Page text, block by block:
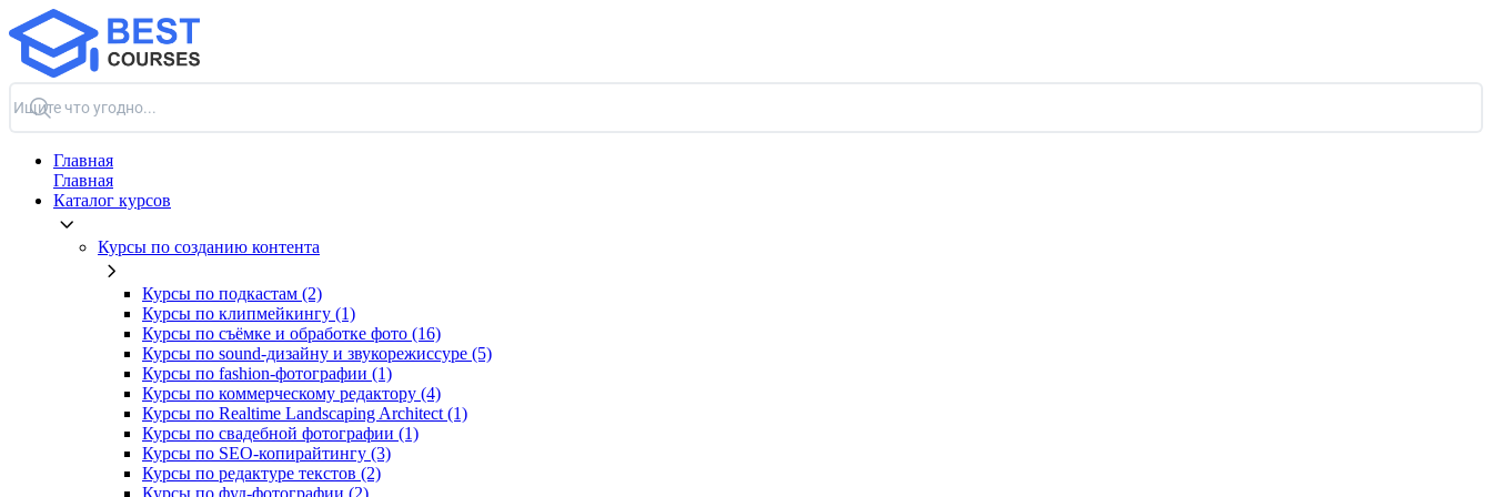
Главная
Главная
Каталог курсов
Курсы по созданию контента
Курсы по подкастам (2)
Курсы по клипмейкингу (1)
Курсы по съёмке и обработке фото (16)
Курсы по sound-дизайну и звукорежиссуре (5)
Курсы по fashion-фотографии (1)
Курсы по коммерческому редактору (4)
Курсы по Realtime Landscaping Architect (1)
Курсы по свадебной фотографии (1)
Курсы по SEO-копирайтингу (3)
Курсы по редактуре текстов (2)